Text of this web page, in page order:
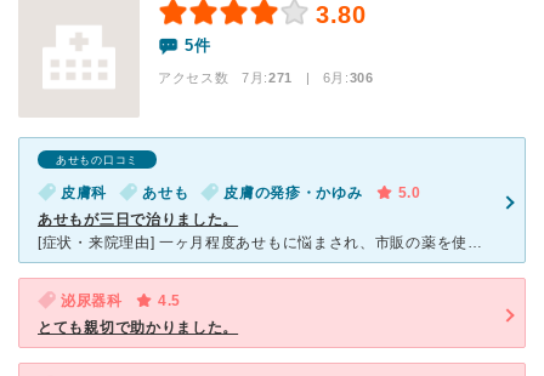
3.80
5件
アクセス数 7月:271 | 6月:306
あせもの口コミ
皮膚科 あせも 皮膚の発疹・かゆみ
5.0
あせもが三日で治りました。
[症状・来院理由] 一ヶ月程度あせもに悩まされ、市販の薬を使うも全く効果がなく、こちらの病院を訪ねました。 [医師の診断・治療法] 待ち合いを通され、問診と触診のち、あせもの薬を塗ってもらい
泌尿器科
4.5
とても親切で助かりました。